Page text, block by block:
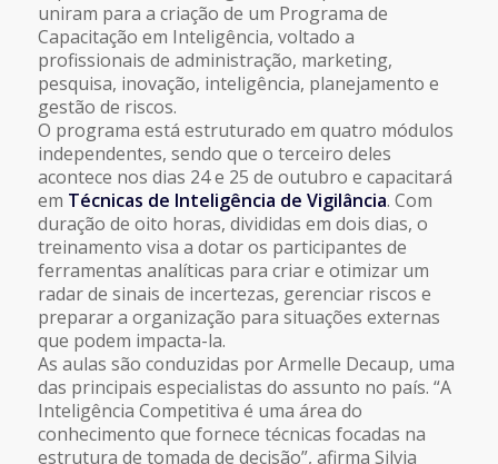
uniram para a criação de um Programa de
Capacitação em Inteligência, voltado a
profissionais de administração, marketing,
pesquisa, inovação, inteligência, planejamento e
gestão de riscos.
O programa está estruturado em quatro módulos
independentes, sendo que o terceiro deles
acontece nos dias 24 e 25 de outubro e capacitará
em Técnicas de Inteligência de Vigilância. Com
duração de oito horas, divididas em dois dias, o
treinamento visa a dotar os participantes de
ferramentas analíticas para criar e otimizar um
radar de sinais de incertezas, gerenciar riscos e
preparar a organização para situações externas
que podem impacta-la.
As aulas são conduzidas por Armelle Decaup, uma
das principais especialistas do assunto no país. “A
Inteligência Competitiva é uma área do
conhecimento que fornece técnicas focadas na
estrutura de tomada de decisão”, afirma Silvia